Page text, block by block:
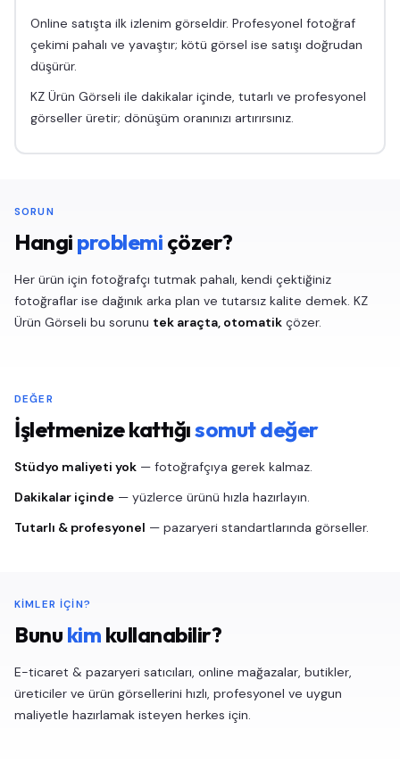
Online satışta ilk izlenim görseldir. Profesyonel fotoğraf
çekimi pahalı ve yavaştır; kötü görsel ise satışı doğrudan
düşürür.
KZ Ürün Görseli ile dakikalar içinde, tutarlı ve profesyonel
görseller üretir; dönüşüm oranınızı artırırsınız.
SORUN
Hangiproblemiçözer?
Her ürün için fotoğrafçı tutmak pahalı, kendi çektiğiniz
fotoğraflar ise dağınık arka plan ve tutarsız kalite demek. KZ
Ürün Görseli bu sorunu tek araçta, otomatik çözer.
DEĞER
İşletmenize kattığısomut değer
Stüdyo maliyeti yok — fotoğrafçıya gerek kalmaz.
Dakikalar içinde — yüzlerce ürünü hızla hazırlayın.
Tutarlı & profesyonel — pazaryeri standartlarında görseller.
KIMLER IÇIN?
Bunukimkullanabilir?
E-ticaret & pazaryeri satıcıları, online mağazalar, butikler,
üreticiler ve ürün görsellerini hızlı, profesyonel ve uygun
maliyetle hazırlamak isteyen herkes için.